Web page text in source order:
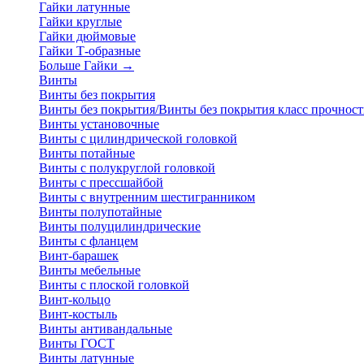
Гайки латунные
Гайки круглые
Гайки дюймовые
Гайки Т-образные
Больше Гайки →
Винты
Винты без покрытия
Винты без покрытия/Винты без покрытия класс
Винты установочные
Винты с цилиндрической головкой
Винты потайные
Винты с полукруглой головкой
Винты с прессшайбой
Винты с внутренним шестигранником
Винты полупотайные
Винты полуцилиндрические
Винты с фланцем
Винт-барашек
Винты мебельные
Винты с плоской головкой
Винт-кольцо
Винт-костыль
Винты антивандальные
Винты ГОСТ
Винты латунные